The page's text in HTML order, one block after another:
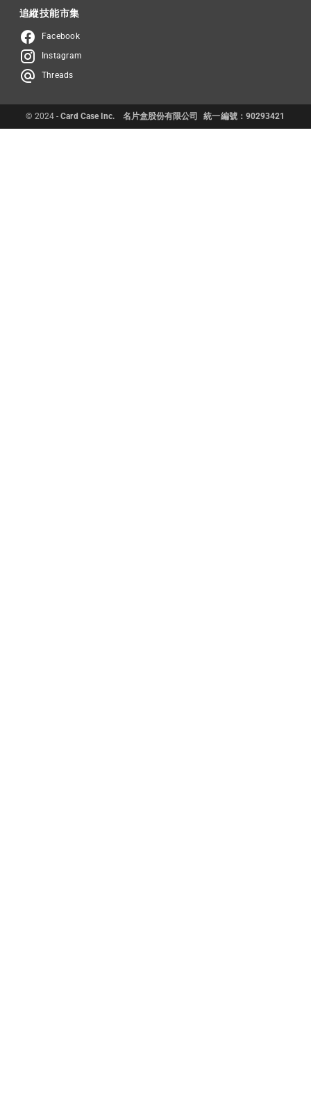
追縱技能市集
Facebook
Instagram
Threads
© 2024 -Card Case Inc. 名片盒股份有限公司 統一編號：90293421